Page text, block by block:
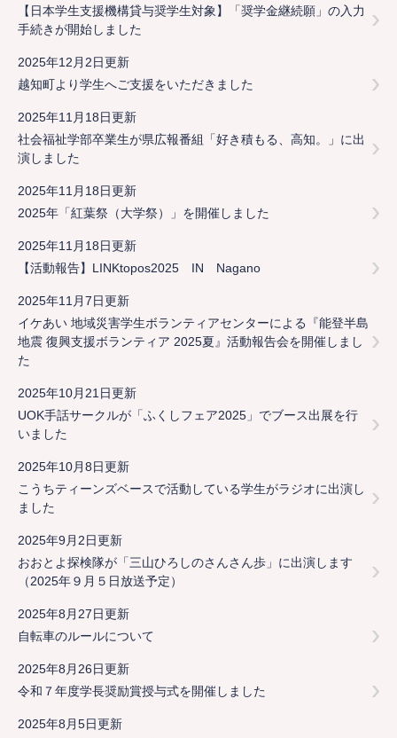
【日本学生支援機構貸与奨学生対象】「奨学金継続願」の入力
手続きが開始しました
2025年12月2日更新
越知町より学生へご支援をいただきました
2025年11月18日更新
社会福祉学部卒業生が県広報番組「好き積もる、高知。」に出
演しました
2025年11月18日更新
2025年「紅葉祭（大学祭）」を開催しました
2025年11月18日更新
【活動報告】LINKtopos2025 IN Nagano
2025年11月7日更新
イケあい 地域災害学生ボランティアセンターによる『能登半島
地震 復興支援ボランティア 2025夏』活動報告会を開催しまし
た
2025年10月21日更新
UOK手話サークルが「ふくしフェア2025」でブース出展を行
いました
2025年10月8日更新
こうちティーンズベースで活動している学生がラジオに出演し
ました
2025年9月2日更新
おおとよ探検隊が「三山ひろしのさんさん歩」に出演します
（2025年９月５日放送予定）
2025年8月27日更新
自転車のルールについて
2025年8月26日更新
令和７年度学長奨励賞授与式を開催しました
2025年8月5日更新